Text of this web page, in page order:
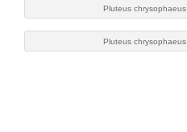
Pluteus chrysophaeus.
Pluteus chrysophaeus.